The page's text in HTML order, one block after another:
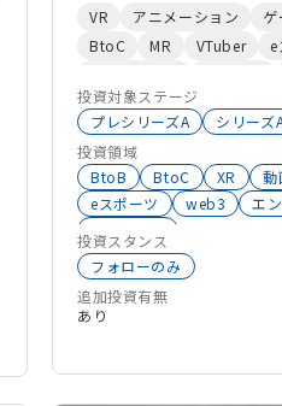
VR アニメーション ゲ
BtoC
MR VTuber
投資対象ステージ
プレシリーズA
シリーズ
投資領域
BtoB
BtoC XR 動
eスポーツ
web3 エ
投資スタンス
フォローのみ
追加投資有無
あり